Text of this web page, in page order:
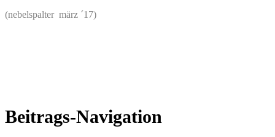
(nebelspalter märz ´17)
Beitrags-Navigation